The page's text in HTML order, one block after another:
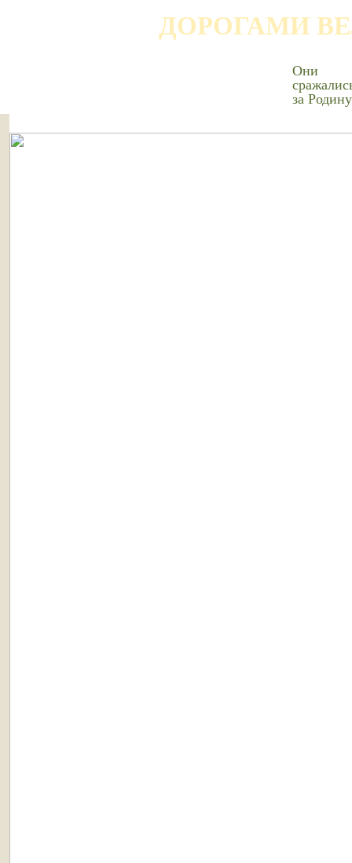
ДОРОГАМИ
Они
за Родину